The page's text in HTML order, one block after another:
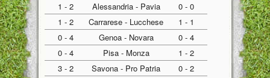
1 - 2
Alessandria - Pavia
0 - 0
1 - 2
Carrarese - Lucchese
1 - 1
0 - 4
Genoa - Novara
0 - 4
0 - 4
Pisa - Monza
1 - 2
3 - 2
Savona - Pro Patria
0 - 2